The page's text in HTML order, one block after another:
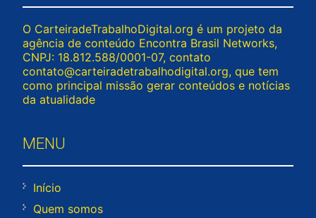
O CarteiradeTrabalhoDigital.org é um projeto da
agência de conteúdo Encontra Brasil Networks,
CNPJ: 18.812.588/0001-07, contato
contato@carteiradetrabalhodigital.org, que tem
como principal missão gerar conteúdos e notícias
da atualidade
MENU
Início
Quem somos